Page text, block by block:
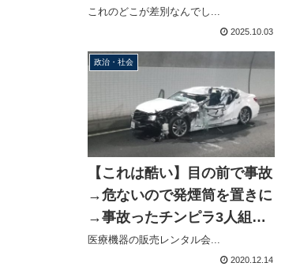
者救済」どこが差別？その中
身を解説【KSLチャンネル】
これのどこが差別なんでし...
2025.10.03
政治・社会
【これは酷い】目の前で事故
→危ないので発煙筒を置きに
→事故ったチンピラ3人組に
車を奪われ逃げられる
医療機器の販売レンタル会...
2020.12.14